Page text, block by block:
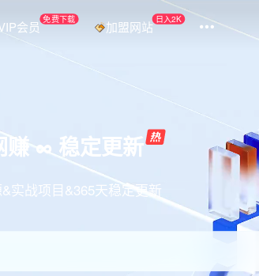
会员 免费下载 加盟网站 日入2K
赚 ∞ 稳定更新
实战项目&365天稳定更新